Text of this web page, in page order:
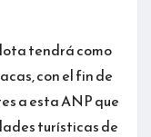
tendrá como
con el fin de
a esta ANP que
turísticas de